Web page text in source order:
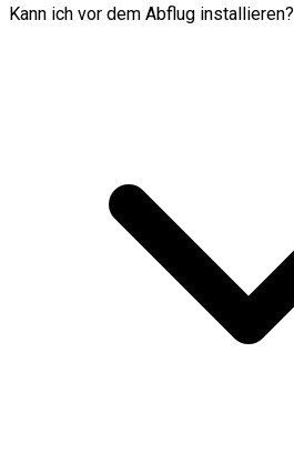
Kann ich vor dem Abflug installieren?